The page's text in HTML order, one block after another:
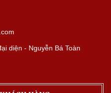
diện - Nguyễn Bá Toàn